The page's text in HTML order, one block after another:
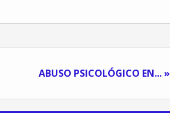
ABUSO PSICOLÓGICO EN... »